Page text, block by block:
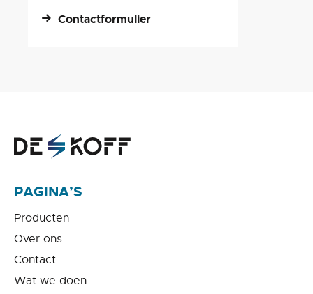
Contactformulier
PAGINA’S
Producten
Over ons
Contact
Wat we doen